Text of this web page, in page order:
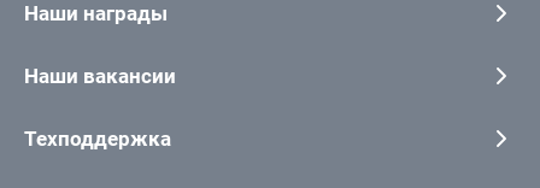
Наши награды
Наши вакансии
Техподдержка